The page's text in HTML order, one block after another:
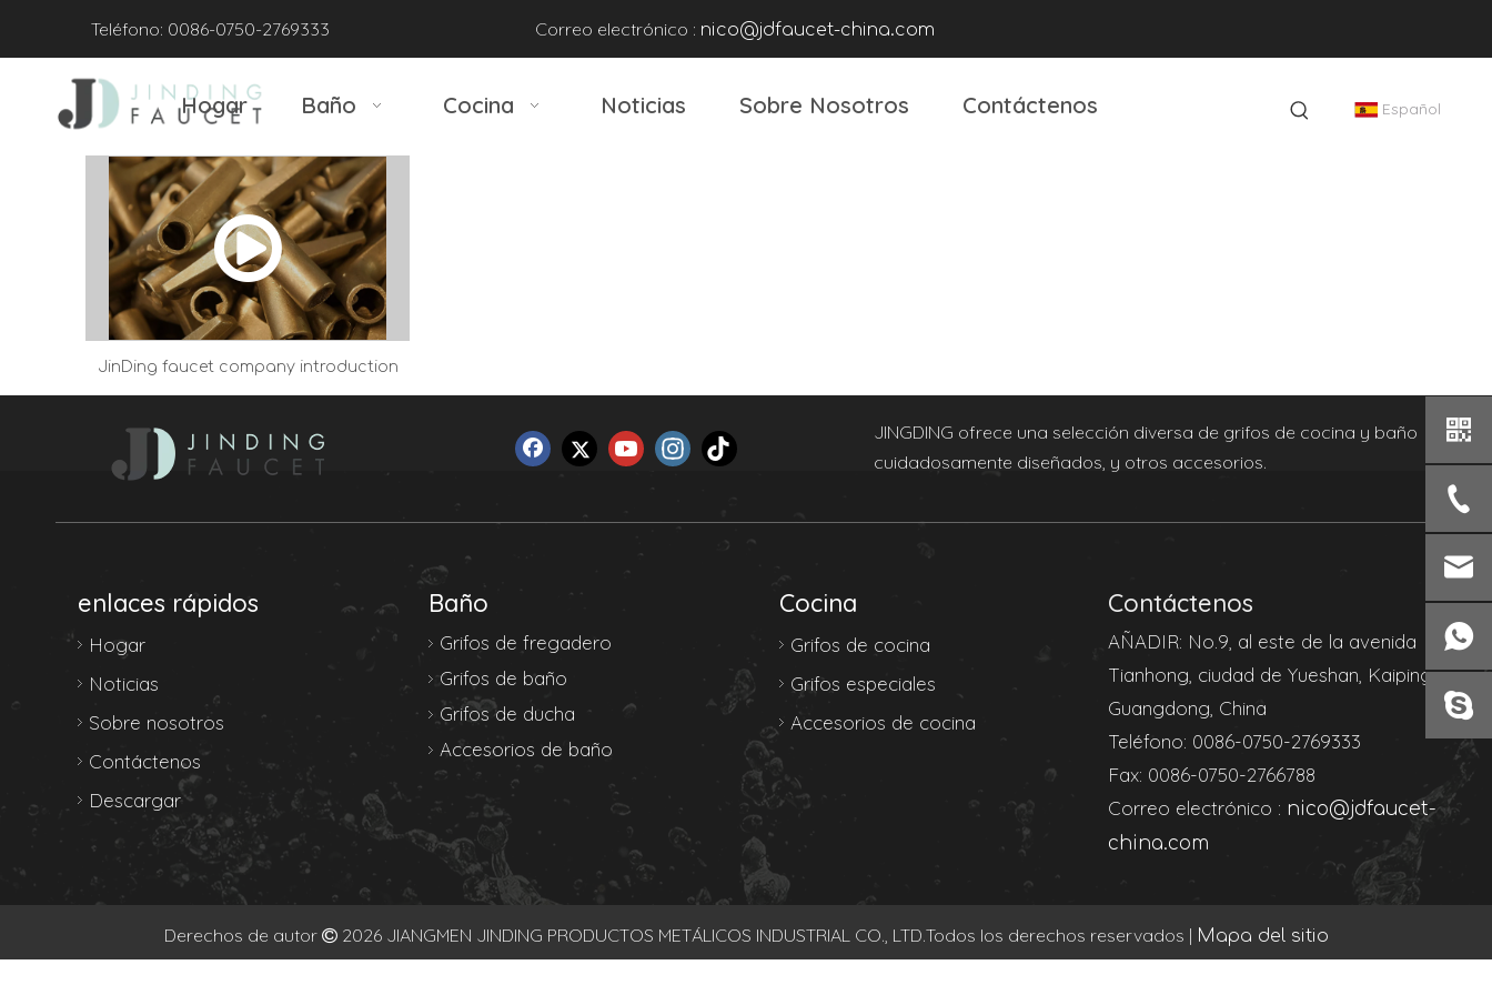
Teléfono: 0086-0750-2769333 Correo electrónico : nico@jdfaucet-china.com
Hogar Baño Cocina Noticias Sobre Nosotros Contáctenos Español
JinDing faucet company introduction
JINGDING ofrece una selección diversa de grifos de cocina y baño
cuidadosamente diseñados, y otros accesorios.
enlaces rápidos
Hogar
Noticias
Sobre nosotros
Contáctenos
Descargar
Baño
Grifos de fregadero
Grifos de baño
Grifos de ducha
Accesorios de baño
Cocina
Grifos de cocina
Grifos especiales
Accesorios de cocina
Contáctenos
AÑADIR: No.9, al este de la avenida
Tianhong, ciudad de Yueshan, Kaiping,
Guangdong, China
Teléfono: 0086-0750-2769333
Fax: 0086-0750-2766788
Correo electrónico : nico@jdfaucet-
china.com
Derechos de autor  2026JIANGMEN JINDING PRODUCTOS METÁLICOS INDUSTRIAL CO., LTD.Todos los derechos reservados | Mapa del sitio